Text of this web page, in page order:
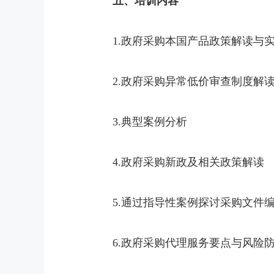
1.政府采购本国产品政策解读与
2.政府采购异常低价审查制度解读
3.典型案例分析
4.政府采购新政及相关政策解读
5.通过指导性案例探讨采购文件
6.政府采购代理服务要点与风险